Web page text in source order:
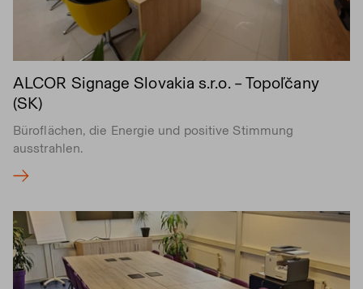
ALCOR Signage Slovakia s.r.o. – Topoľčany
(SK)
Büroflächen, die Energie und positive Stimmung
ausstrahlen.